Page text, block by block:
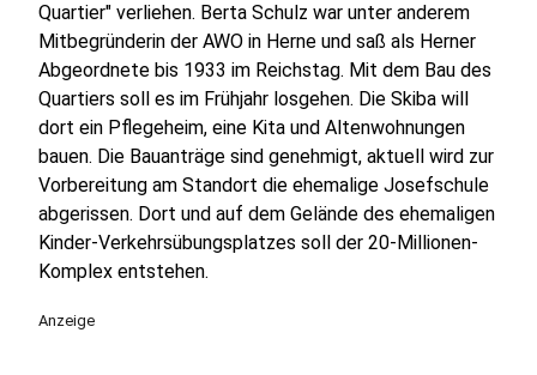
Quartier" verliehen. Berta Schulz war unter anderem
Mitbegründerin der AWO in Herne und saß als Herner
Abgeordnete bis 1933 im Reichstag. Mit dem Bau des
Quartiers soll es im Frühjahr losgehen. Die Skiba will
dort ein Pflegeheim, eine Kita und Altenwohnungen
bauen. Die Bauanträge sind genehmigt, aktuell wird zur
Vorbereitung am Standort die ehemalige Josefschule
abgerissen. Dort und auf dem Gelände des ehemaligen
Kinder-Verkehrsübungsplatzes soll der 20-Millionen-
Komplex entstehen.
Anzeige